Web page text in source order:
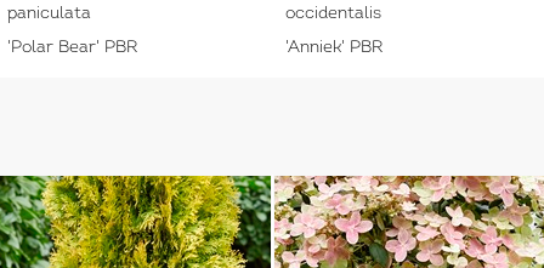
paniculata
'Polar Bear' PBR
occidentalis
'Anniek' PBR